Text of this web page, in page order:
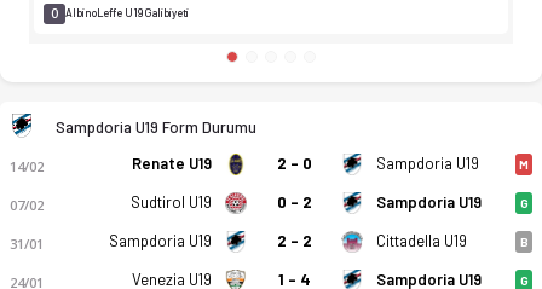
0 AlbinoLeffe U19 Galibiyeti
Sampdoria U19 Form Durumu
14/02 Renate U19 2 - 0 Sampdoria U19 M
07/02 Sudtirol U19 0 - 2 Sampdoria U19 G
31/01 Sampdoria U19 2 - 2 Cittadella U19 B
24/01 Venezia U19 1 - 4 Sampdoria U19 G